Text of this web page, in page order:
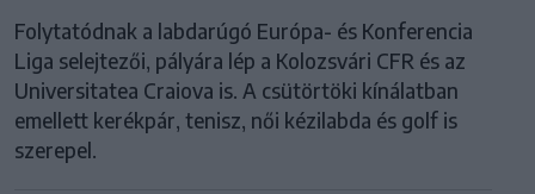
Folytatódnak a labdarúgó Európa- és Konferencia
Liga selejtezői, pályára lép a Kolozsvári CFR és az
Universitatea Craiova is. A csütörtöki kínálatban
emellett kerékpár, tenisz, női kézilabda és golf is
szerepel.